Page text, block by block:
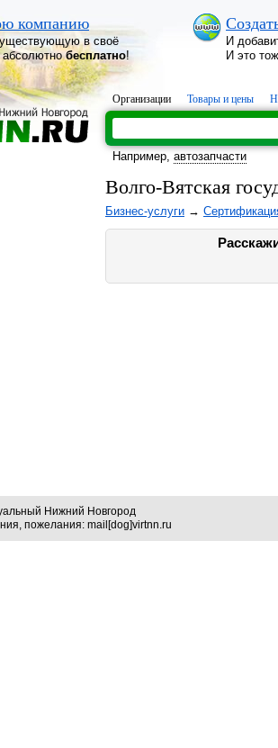
компанию
в своё
абсолютнобесплатно!
И
И это
Организации Товары и цены
Например, автозапчасти
Волго-Вятская
Бизнес-услуги →
Нижний Новгород
пожелания: mail[dog]virtnn.ru